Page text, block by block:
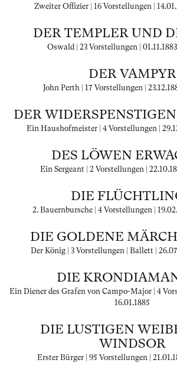
Zweiter Offizier | 16 Vorstellungen |
DER TEMPLER UND
Oswald | 23 Vorstellungen | 01.11.1883
DER VAMPYR
John Perth | 17 Vorstellungen |
DER
Ein Haushofmeister | 4 Vorstellungen |
DES LÖWEN
Ein Sergeant | 2 Vorstellungen |
DIE
2. Bauernbursche | 4 Vorstellungen |
DIE GOLDENE
Der König | 3 Vorstellungen | Ballett |
DIE
Ein Diener des Grafen von Campo-Major | 4
16.01.1885
DIE LUSTIGEN
WINDSOR
Erster Bürger | 95 Vorstellungen |